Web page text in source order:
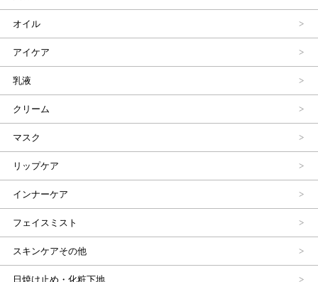
オイル
アイケア
乳液
クリーム
マスク
リップケア
インナーケア
フェイスミスト
スキンケアその他
日焼け止め・化粧下地